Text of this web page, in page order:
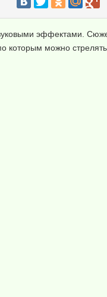
эффектами.
которым можно стрелять